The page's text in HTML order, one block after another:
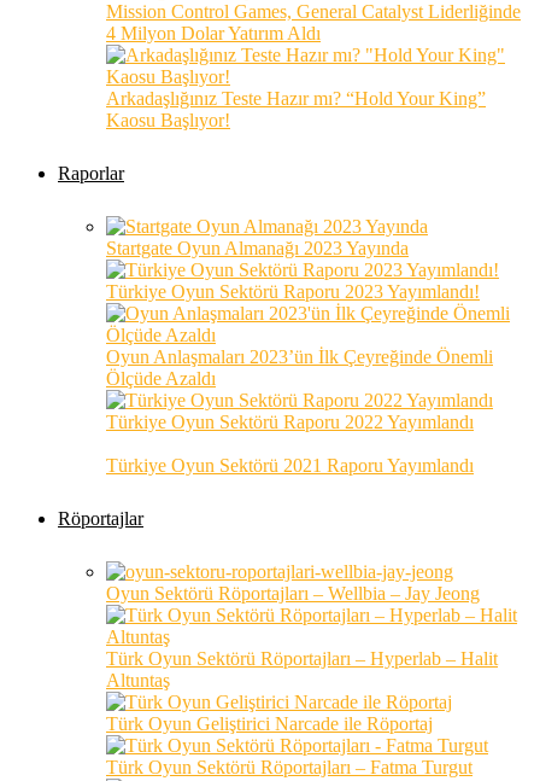
Mission Control Games, General Catalyst Liderliğinde
4 Milyon Dolar Yatırım Aldı
Arkadaşlığınız Teste Hazır mı? “Hold Your King”
Kaosu Başlıyor!
Raporlar
Startgate Oyun Almanağı 2023 Yayında
Türkiye Oyun Sektörü Raporu 2023 Yayımlandı!
Oyun Anlaşmaları 2023’ün İlk Çeyreğinde Önemli
Ölçüde Azaldı
Türkiye Oyun Sektörü Raporu 2022 Yayımlandı
Türkiye Oyun Sektörü 2021 Raporu Yayımlandı
Röportajlar
Oyun Sektörü Röportajları – Wellbia – Jay Jeong
Türk Oyun Sektörü Röportajları – Hyperlab – Halit
Altuntaş
Türk Oyun Geliştirici Narcade ile Röportaj
Türk Oyun Sektörü Röportajları – Fatma Turgut